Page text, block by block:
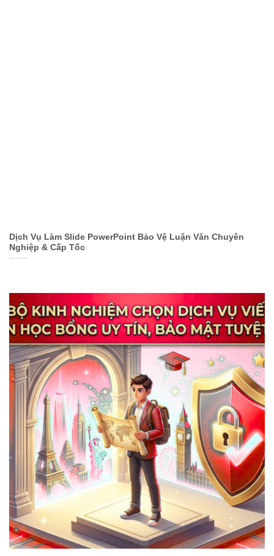
Dịch Vụ Làm Slide PowerPoint Bảo Vệ Luận Văn Chuyên
Nghiệp & Cấp Tốc